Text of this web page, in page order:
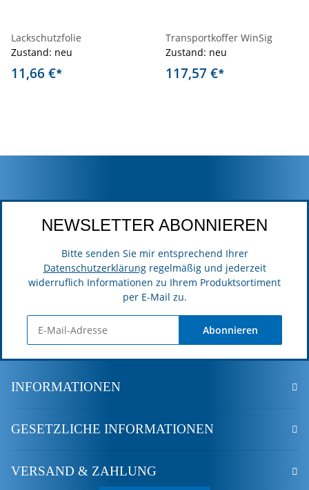
Lackschutzfolie
Zustand: neu
11,66 €*
Transportkoffer WinSig
Zustand: neu
117,57 €*
NEWSLETTER ABONNIEREN
Bitte senden Sie mir entsprechend Ihrer
Datenschutzerklärungregelmäßig und jederzeit
widerruflich Informationen zu Ihrem Produktsortiment
per E-Mail zu.
Abonnieren
INFORMATIONEN
GESETZLICHE INFORMATIONEN
VERSAND & ZAHLUNG